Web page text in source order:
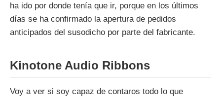
ha ido por donde tenía que ir, porque en los últimos
días se ha confirmado la apertura de pedidos
anticipados del susodicho por parte del fabricante.
Kinotone Audio Ribbons
Voy a ver si soy capaz de contaros todo lo que